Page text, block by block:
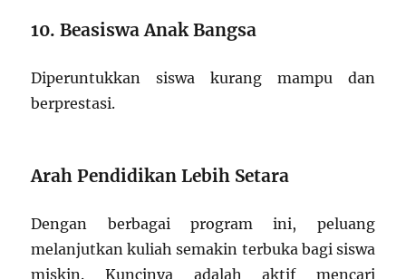
10. Beasiswa Anak Bangsa
Diperuntukkan siswa kurang mampu dan
berprestasi.
Arah Pendidikan Lebih Setara
Dengan berbagai program ini, peluang
melanjutkan kuliah semakin terbuka bagi siswa
miskin. Kuncinya adalah aktif mencari